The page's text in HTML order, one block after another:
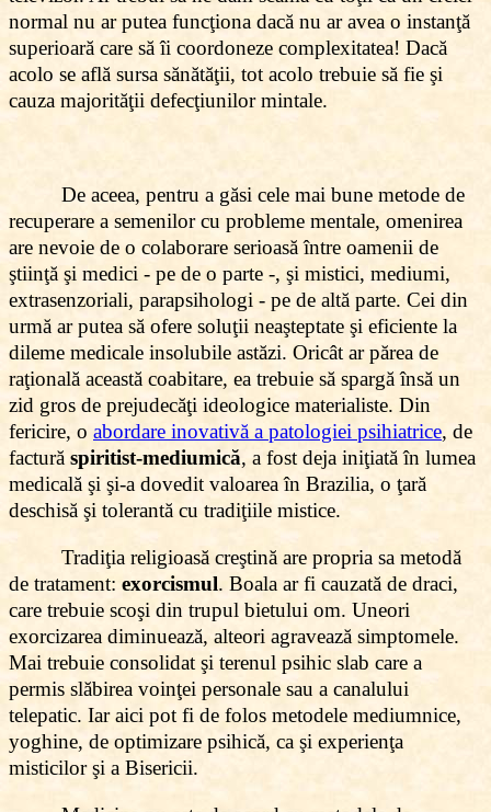
normal nu ar putea funcţiona dacă nu ar avea o instanţă
superioară care să îi coordoneze complexitatea! Dacă
acolo se află sursa sănătăţii, tot acolo trebuie să fie şi
cauza majorităţii defecţiunilor mintale.
De aceea, pentru a găsi cele mai bune metode de
recuperare a semenilor cu probleme mentale, omenirea
are nevoie de o colaborare serioasă între oamenii de
ştiinţă şi medici - pe de o parte -, şi mistici, mediumi,
extrasenzoriali, parapsihologi - pe de altă parte. Cei din
urmă ar putea să ofere soluţii neaşteptate şi eficiente la
dileme medicale insolubile astăzi. Oricât ar părea de
raţională această coabitare, ea trebuie să spargă însă un
zid gros de prejudecăţi ideologice materialiste. Din
fericire, o abordare inovativă a patologiei psihiatrice, de
factură spiritist-mediumică, a fost deja iniţiată în lumea
medicală şi şi-a dovedit valoarea în Brazilia, o ţară
deschisă şi tolerantă cu tradiţiile mistice.
Tradiţia religioasă creştină are propria sa metodă
de tratament: exorcismul. Boala ar fi cauzată de draci,
care trebuie scoşi din trupul bietului om. Uneori
exorcizarea diminuează, alteori agravează simptomele.
Mai trebuie consolidat şi terenul psihic slab care a
permis slăbirea voinţei personale sau a canalului
telepatic. Iar aici pot fi de folos metodele mediumnice,
yoghine, de optimizare psihică, ca şi experienţa
misticilor şi a Bisericii.